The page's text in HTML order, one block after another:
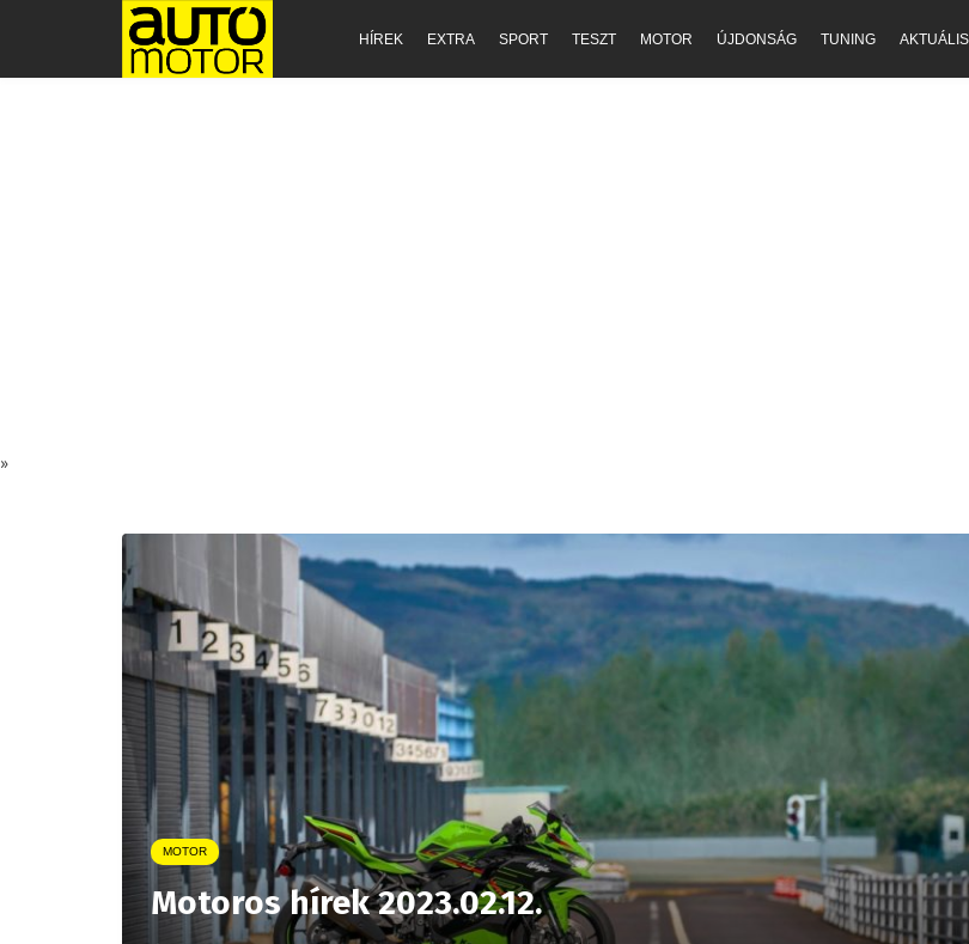
HÍREK EXTRA SPORT TESZT MOTOR ÚJDONSÁG TUNING AKTUÁLIS
»
MOTOR
Motoros hírek 2023.02.12.